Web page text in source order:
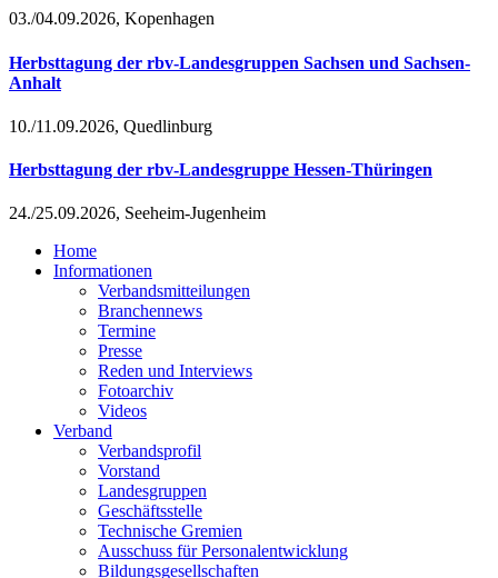
03./04.09.2026, Kopenhagen
Herbsttagung der rbv-Landesgruppen Sachsen und Sachsen-
Anhalt
10./11.09.2026, Quedlinburg
Herbsttagung der rbv-Landesgruppe Hessen-Thüringen
24./25.09.2026, Seeheim-Jugenheim
Home
Informationen
Verbandsmitteilungen
Branchennews
Termine
Presse
Reden und Interviews
Fotoarchiv
Videos
Verband
Verbandsprofil
Vorstand
Landesgruppen
Geschäftsstelle
Technische Gremien
Ausschuss für Personalentwicklung
Bildungsgesellschaften